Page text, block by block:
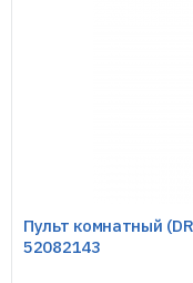
Пульт комнатный
52082143